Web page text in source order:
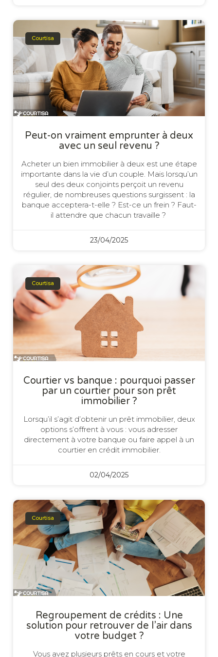
Courtisa
Peut-on vraiment emprunter à deux
avec un seul revenu ?
Acheter un bien immobilier à deux est une étape
importante dans la vie d’un couple. Mais lorsqu’un
seul des deux conjoints perçoit un revenu
régulier, de nombreuses questions surgissent : la
banque acceptera-t-elle ? Est-ce un frein ? Faut-
il attendre que chacun travaille ?
23/04/2025
Courtisa
Courtier vs banque : pourquoi passer
par un courtier pour son prêt
immobilier ?
Lorsqu’il s’agit d’obtenir un prêt immobilier, deux
options s’offrent à vous : vous adresser
directement à votre banque ou faire appel à un
courtier en crédit immobilier.
02/04/2025
Courtisa
Regroupement de crédits : Une
solution pour retrouver de l’air dans
votre budget ?
Vous avez plusieurs prêts en cours et votre